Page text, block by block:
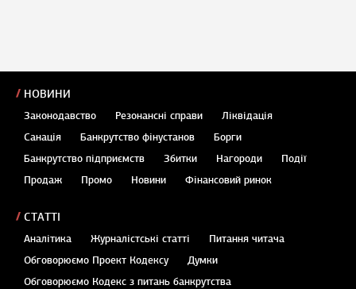
НОВИНИ
Законодавство Резонансні справи
Ліквідація
Санація
Банкрутство фінустанов
Борги
Банкрутство підприємств
Збитки Нагороди
Події
Продаж
Промо Новини Фінансовий ринок
СТАТТІ
Аналітика Журналістські статті
Питання читача
Обговорюємо Проект Кодексу
Думки
Обговорюємо Кодекс з питань банкрутства